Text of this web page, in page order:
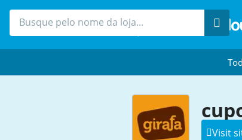
Visit